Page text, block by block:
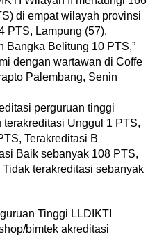
di empat wilayah provinsi
PTS, Lampung (57),
Bangka Belitung 10 PTS,”
dengan wartawan di Coffe
Palembang, Senin
perguruan tinggi
Unggul 1 PTS,
Terakreditasi B
Baik sebanyak 108 PTS,
terakreditasi sebanyak
Tinggi LLDIKTI
bimtek akreditasi